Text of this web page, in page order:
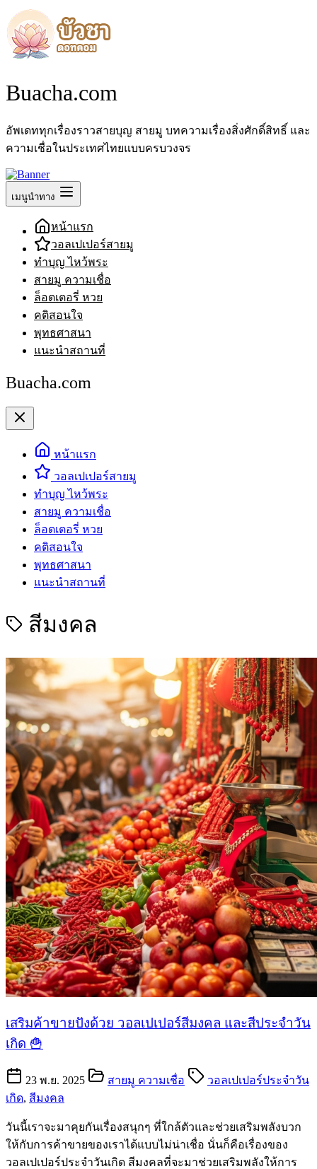
Buacha.com
อัพเดททุกเรื่องราวสายบุญ สายมู บทความเรื่องสิ่งศักดิ์สิทธิ์ และ
ความเชื่อในประเทศไทยแบบครบวงจร
เมนูนำทาง
หน้าแรก
วอลเปเปอร์สายมู
ทำบุญ ไหว้พระ
สายมู ความเชื่อ
ล็อตเตอรี่ หวย
คติสอนใจ
พุทธศาสนา
แนะนำสถานที่
Buacha.com
หน้าแรก
วอลเปเปอร์สายมู
ทำบุญ ไหว้พระ
สายมู ความเชื่อ
ล็อตเตอรี่ หวย
คติสอนใจ
พุทธศาสนา
แนะนำสถานที่
สีมงคล
เสริมค้าขายปังด้วย วอลเปเปอร์สีมงคล และสีประจำวัน
เกิด 🍟
23 พ.ย. 2025 สายมู ความเชื่อ
วอลเปเปอร์ประจำวัน
เกิด, สีมงคล
วันนี้เราจะมาคุยกันเรื่องสนุกๆ ที่ใกล้ตัวและช่วยเสริมพลังบวก
ให้กับการค้าขายของเราได้แบบไม่น่าเชื่อ นั่นก็คือเรื่องของ
วอลเปเปอร์ประจำวันเกิด สีมงคลที่จะมาช่วยเสริมพลังให้การ